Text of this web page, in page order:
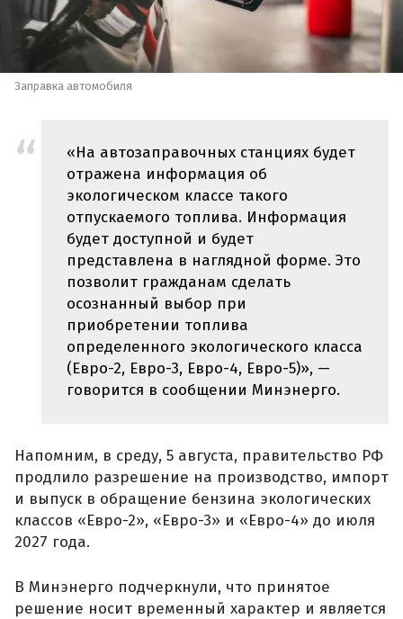
Заправка автомобиля
«На автозаправочных станциях будет
отражена информация об
экологическом классе такого
отпускаемого топлива. Информация
будет доступной и будет
представлена в наглядной форме. Это
позволит гражданам сделать
осознанный выбор при
приобретении топлива
определенного экологического класса
(Евро-2, Евро-3, Евро-4, Евро-5)», —
говорится в сообщении Минэнерго.
Напомним, в среду, 5 августа, правительство РФ
продлило разрешение на производство, импорт
и выпуск в обращение бензина экологических
классов «Евро-2», «Евро-3» и «Евро-4» до июля
2027 года.
В Минэнерго подчеркнули, что принятое
решение носит временный характер и является